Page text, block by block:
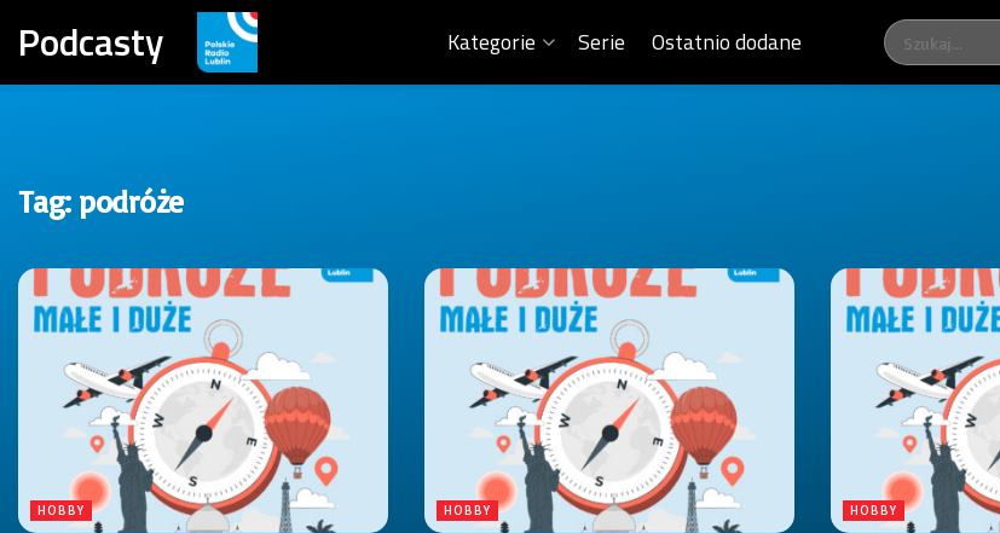
Podcasty Kategorie Serie Ostatnio dodane
Tag: podróże
HOBBY HOBBY HOBBY